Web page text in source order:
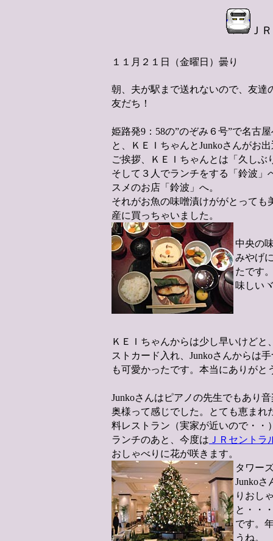
Ｊ
１１月２１日（金曜日）曇り
朝、夫が駅まで送れないので、友達
友だち！
姫路発9：58の”のぞみ６号”で名古
と、ＫＥＩちゃんとJunkoさんがお
ご挨拶、ＫＥＩちゃんとは「久しぶ
そして３人でランチをする「鈴波」
スメのお店「鈴波」へ。
それがお魚の味噌漬けががとって
産に買っちゃいました。
中央の
みやげ
たです
味しい
ＫＥＩちゃんからは少し早いけど
ストカード入れ、Junkoさんからは
も可愛かったです。本当にありがと
Junkoさんはピアノの先生でもあり
奥様って感じでした。とても恵まれ
料レストラン（実家が近いので・
ランチのあと、今度は ＪＲセントラ
おしゃべりに花が咲きます。
タワー
Junkoさ
りおし
と・・
です。
うね。